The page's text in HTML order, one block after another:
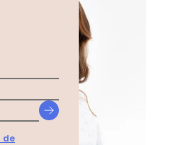
de